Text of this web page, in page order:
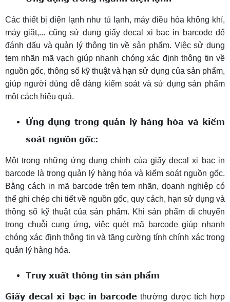
Các thiết bị điện lạnh như tủ lạnh, máy điều hòa không khí,
máy giặt,... cũng sử dụng giấy decal xi bạc in barcode để
đánh dấu và quản lý thông tin về sản phẩm. Việc sử dụng
tem nhãn mã vạch giúp nhanh chóng xác định thông tin về
nguồn gốc, thông số kỹ thuật và hạn sử dụng của sản phẩm,
giúp người dùng dễ dàng kiểm soát và sử dụng sản phẩm
một cách hiệu quả.
Ứng dụng trong quản lý hàng hóa và kiểm
soát nguồn gốc:
Một trong những ứng dụng chính của giấy decal xi bạc in
barcode là trong quản lý hàng hóa và kiểm soát nguồn gốc.
Bằng cách in mã barcode trên tem nhãn, doanh nghiệp có
thể ghi chép chi tiết về nguồn gốc, quy cách, hạn sử dụng và
thông số kỹ thuật của sản phẩm. Khi sản phẩm di chuyển
trong chuỗi cung ứng, việc quét mã barcode giúp nhanh
chóng xác định thông tin và tăng cường tính chính xác trong
quản lý hàng hóa.
Truy xuất thông tin sản phẩm
Giấy decal xi bạc in barcode thường được tích hợp